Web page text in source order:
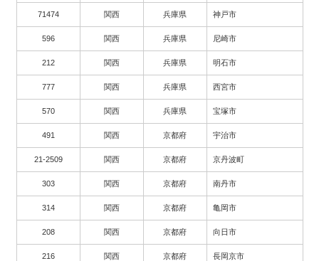
71474 関西 兵庫県 神戸市
596 関西 兵庫県 尼崎市
212 関西 兵庫県 明石市
777 関西 兵庫県 西宮市
570 関西 兵庫県 宝塚市
491 関西 京都府 宇治市
21-2509 関西 京都府 京丹波町
303 関西 京都府 南丹市
314 関西 京都府 亀岡市
208 関西 京都府 向日市
216 関西 京都府 長岡京市